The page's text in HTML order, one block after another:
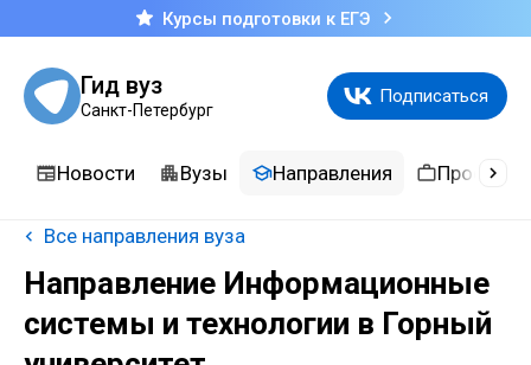
Курсы подготовки к ЕГЭ
Гид вуз
Санкт-Петербург
Подписаться
Новости Вузы Направления
Все направления вуза
Направление Информационные
системы и технологии в Горный